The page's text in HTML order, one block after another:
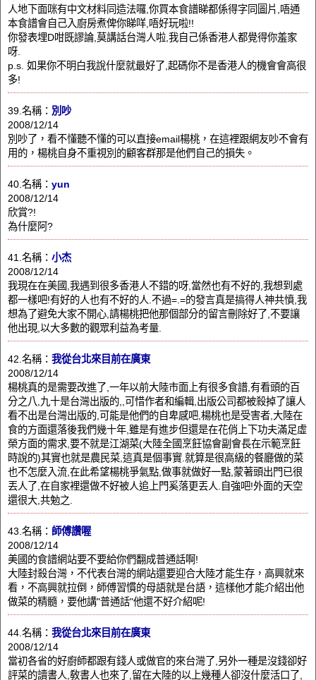
人地下面咪有中文材料同造法囉,你買本食譜睇都係得字同圖片,唔通
本食譜會自己入廚房煮俾你睇咩,唔好玩啦!!
你發表埋D咁既謬論,莫講話台灣人啦,我自己係香港人都覺得你羞家
呀.
p.s. 如果你不明白我說什麼就最好了,起碼你不是香港人的機會會高很
多!
39.名稱： 別吵
2008/12/14
別吵了，看不懂聽不懂的可以直接email楊桃，在這裡跟網友吵不會有
用的，楊桃自身不重視別的顧客群那是他們自己的損失。
40.名稱： yun
2008/12/14
欣賞?!
為什麼阿?
41.名稱： 小杰
2008/12/14
我現在在美國,我遇到很多香港人不錯的呀,當然也有不好的,我想到處
都一樣吧!有好的人也有不好的人.不過=.=的發言真是搞得人神共憤,我
想為了避免大家不開心,請楊桃把他那個部分的留言刪除好了,不要讓
他出現,以大多數的觀眾利益為考量.
42.名稱： 我從台北來目前在廣東
2008/12/14
楊桃真的是需要改進了,一年以前大陸市面上有很多食譜,有看頭的百
分之八,九十是台灣出版的,,可惜作者和編輯,出版公司都被殺掉了讓人
看不出是台灣出版的,可能是他們的自卑感吧,楊桃也是受害者,大陸在
食的方面還落後我們幾十年,雖是有進步但還是在花俏上下功夫滿足虛
榮方面的需求,要不就是江湖菜(大陸全國烹飪協會副會長在示範烹飪
時說的)其實也就是農民菜,這真是個事實.就算是很高級的餐廳做的菜
也不怎麼入流,在此希望楊桃爭氣點,做事就做好一點,蒙著頭出門已很
丟人了,在自家裡還做不好被人追上門奚落更丟人.自強吧!外面的天空
還很大,共勉之.
43.名稱： 師傅讚喔
2008/12/14
美國的食譜網站要不要給你們翻成普通話啊!
大陸封殺台灣，不代表台灣的網站還要迎合大陸才能生存，高興就來
看，不高興就拉倒，師傅習慣的母語就是台語，這樣他才能介紹出他
做菜的精髓，要他講"普通話"他還不好介紹呢!
44.名稱： 我從台北來目前在廣東
2008/12/14
當初各省的好廚師都跟有錢人或做官的來台灣了,另外一種是沒錢卻好
評菜的讀書人,敎書人也來了,留在大陸的以上幾種人卻沒什麼活口了,